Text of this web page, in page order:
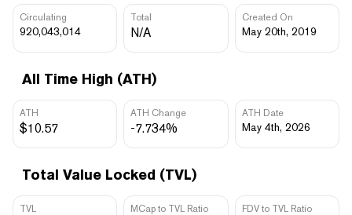
Circulating
920,043,014
Total
N/A
Created On
May 20th, 2019
All Time High (ATH)
ATH
$10.57
ATH Change
-7.734%
ATH Date
May 4th, 2026
Total Value Locked (TVL)
TVL MCap to TVL Ratio FDV to TVL Ratio